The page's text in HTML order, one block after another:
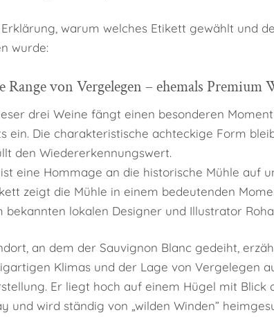
warum welches Etikett gewählt und
wurde:
Range von Vergelegen – ehemals Premium
drei Weine fängt einen besonderen
ein. Die charakteristische achteckige Form
den Wiedererkennungswert.
eine Hommage an die historische Mühle auf
zeigt die Mühle in einem bedeutenden
bekannten lokalen Designer und Illustrator
an dem der Sauvignon Blanc gedeiht,
Klimas und der Lage von Vergelegen
Er liegt hoch auf einem Hügel mit Blick
und wird ständig von „wilden Winden”